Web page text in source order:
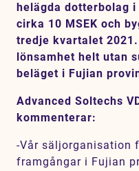
Kontakt
SV EN
helägda dotterbolag
cirka 10 MSEK och
tredje kvartalet
lönsamhet helt utan
beläget i Fujian
Advanced Soltechs
kommenterar:
-Vår säljorganisation
framgångar i Fujian